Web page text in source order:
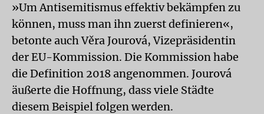
»Um Antisemitismus effektiv bekämpfen zu
können, muss man ihn zuerst definieren«,
betonte auch Věra Jourová, Vizepräsidentin
der EU-Kommission. Die Kommission habe
die Definition 2018 angenommen. Jourová
äußerte die Hoffnung, dass viele Städte
diesem Beispiel folgen werden.